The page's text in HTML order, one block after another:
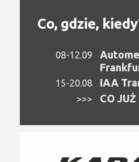
Co, gdzie,
08-12.09
15-20.08 IAA
>>> CO JUŻ